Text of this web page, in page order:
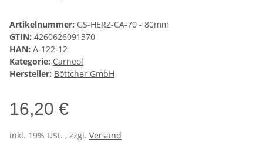
Artikelnummer: GS-HERZ-CA-70 - 80mm
GTIN: 4260626091370
HAN: A-122-12
Kategorie: Carneol
Hersteller: Böttcher GmbH
16,20 €
inkl. 19% USt. , zzgl. Versand